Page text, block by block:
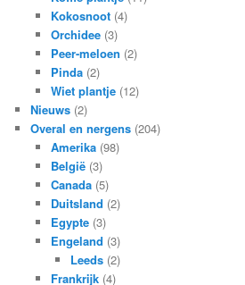
Kokosnoot(4)
Orchidee(3)
Peer-meloen (2)
Pinda(2)
Wiet plantje(12)
Nieuws (2)
Overal en nergens (204)
Amerika(98)
België(3)
Canada(5)
Duitsland (2)
Egypte(3)
Engeland (3)
Leeds (2)
Frankrijk(4)